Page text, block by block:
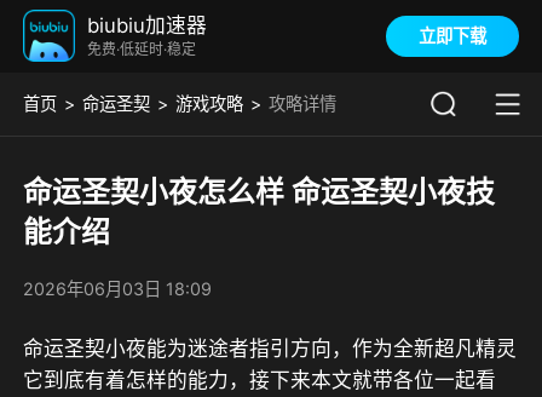
biubiu加速器
免费·低延时·稳定
立即下载
首页 命运圣契 游戏攻略 攻略详情
命运圣契小夜怎么样 命运圣契小夜技
能介绍
2026年06月03日 18:09
命运圣契小夜能为迷途者指引方向，作为全新超凡精灵
它到底有着怎样的能力，接下来本文就带各位一起看